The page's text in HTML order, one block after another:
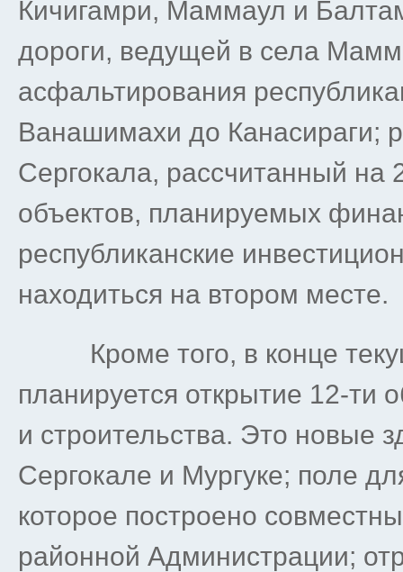
Кичигамри, Маммаул и
дороги, ведущей в села
асфальтирования
Ванашимахи до Канасираги;
Сергокала, рассчитанный на
объектов, планируемых
республиканские
находиться на втором месте.
Кроме того, в конце
планируется открытие 12-ти
и строительства. Это новые
Сергокале и Мургуке; поле
которое построено
районной Администрации;